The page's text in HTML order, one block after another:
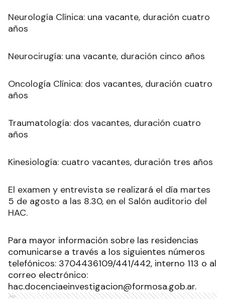
Neurología Clínica: una vacante, duración cuatro
años
Neurocirugía: una vacante, duración cinco años
Oncología Clínica: dos vacantes, duración cuatro
años
Traumatología: dos vacantes, duración cuatro
años
Kinesiología: cuatro vacantes, duración tres años
El examen y entrevista se realizará el día martes
5 de agosto a las 8.30, en el Salón auditorio del
HAC.
Para mayor información sobre las residencias
comunicarse a través a los siguientes números
telefónicos: 3704436109/441/442, interno 113 o al
correo electrónico:
hac.docenciaeinvestigacion@formosa.gob.ar.
Ads